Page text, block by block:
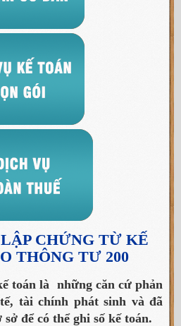
CHỨNG TỪ KẾ
THÔNG TƯ 200
toán là những căn cứ phản
tài chính phát sinh và đã
để có thể ghi số kế toán.